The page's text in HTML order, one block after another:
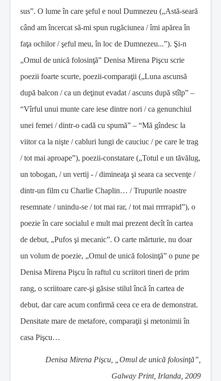
sus”. O lume în care şeful e noul Dumnezeu („Astă-seară
când am încercat să-mi spun rugăciunea / îmi apărea în
faţa ochilor / şeful meu, în loc de Dumnezeu...”). Şi-n
„Omul de unică folosinţă” Denisa Mirena Pişcu scrie
poezii foarte scurte, poezii-comparaţii („Luna ascunsă
după balcon / ca un deţinut evadat / ascuns după stîlp” –
“Vîrful unui munte care iese dintre nori / ca genunchiul
unei femei / dintr-o cadă cu spumă” – “Mă gîndesc la
viitor ca la nişte / cabluri lungi de cauciuc / pe care le trag
/ tot mai aproape”), poezii-constatare („Totul e un tăvălug,
un tobogan, / un vertij - / dimineaţa şi seara ca secvenţe /
dintr-un film cu Charlie Chaplin… / Trupurile noastre
resemnate / unindu-se / tot mai rar, / tot mai rrrrrapid”), o
poezie în care socialul e mult mai prezent decît în cartea
de debut, „Pufos şi mecanic”. O carte mărturie, nu doar
un volum de poezie, „Omul de unică folosinţă” o pune pe
Denisa Mirena Pişcu în raftul cu scriitori tineri de prim
rang, o scriitoare care-şi găsise stilul încă în cartea de
debut, dar care acum confirmă ceea ce era de demonstrat.
Densitate mare de metafore, comparaţii şi metonimii în
casa Pişcu…
Denisa Mirena Pişcu, „Omul de unică folosinţă”,
Galway Print, Irlanda, 2009